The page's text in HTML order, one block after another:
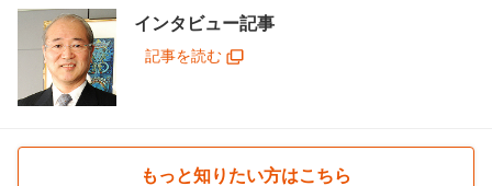
インタビュー記事
記事を読む
もっと知りたい方はこちら